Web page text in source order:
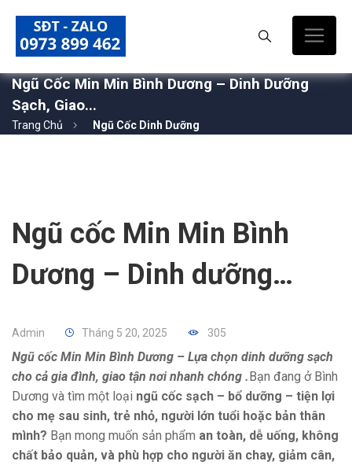
Ngũ Cốc Min Min Bình Dương – Dinh Dưỡng
Sạch, Giao...
Trang Chủ Ngũ Cốc Dinh Dưỡng
Ngũ cốc Min Min Bình
Dương – Dinh dưỡng
tỉnh
Admin Tháng 5 20, 2025 305
Ngũ cốc Min Min Bình Dương – Lựa chọn dinh dưỡng sạch
cho cả gia đình, giao tận nơi nhanh chóng .Bạn đang ở Bình
Dương và tìm một loại ngũ cốc sạch – bổ dưỡng – tiện lợi
cho mẹ sau sinh, trẻ nhỏ, người lớn tuổi hoặc bản thân
mình? Bạn mong muốn sản phẩm an toàn, dễ uống, không
chất bảo quản, và phù hợp cho người ăn chay, giảm cân,